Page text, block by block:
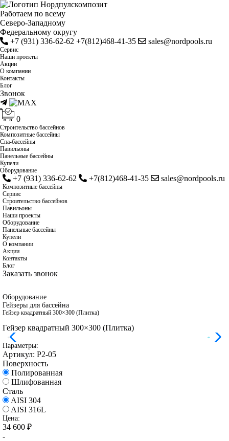
Работаем по всему
Cеверо-Западному
Федеральному округу
+7 (931) 336-62-62 +7(812)468-41-35 sales@nordpools.ru
Cервис
Наши проекты
Акции
О компании
Контакты
Блог
Звонок
0
Строительство бассейнов
Композитные бассейны
Спа-бассейны
Павильоны
Панельные бассейны
Купели
Оборудование
+7 (931) 336-62-62 +7(812)468-41-35 sales@nordpools.ru
Композитные бассейны
Cервис
Строительство бассейнов
Павильоны
Наши проекты
Оборудование
Панельные бассейны
Купели
О компании
Акции
Контакты
Блог
Заказать звонок
Оборудование
Гейзеры для бассейна
Гейзер квадратный 300×300 (Плитка)
Гейзер квадратный 300×300 (Плитка)
Параметры:
Артикул: Р2-05
Поверхность
Полированная
Шлифованная
Сталь
AISI 304
AISI 316L
Цена:
34 600 ₽
-